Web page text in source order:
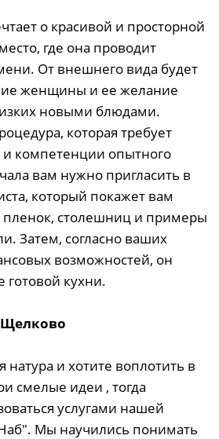
о красивой и просторной
где она проводит
От внешнего вида будет
женщины и ее желание
новыми блюдами.
которая требует
компетенции опытного
вам нужно пригласить в
который покажет вам
пленок, столешниц и примеры
Затем, согласно ваших
возможностей, он
готовой кухни.
Щелково
натура и хотите воплотить в
смелые идеи , тогда
услугами нашей
Мы научились понимать